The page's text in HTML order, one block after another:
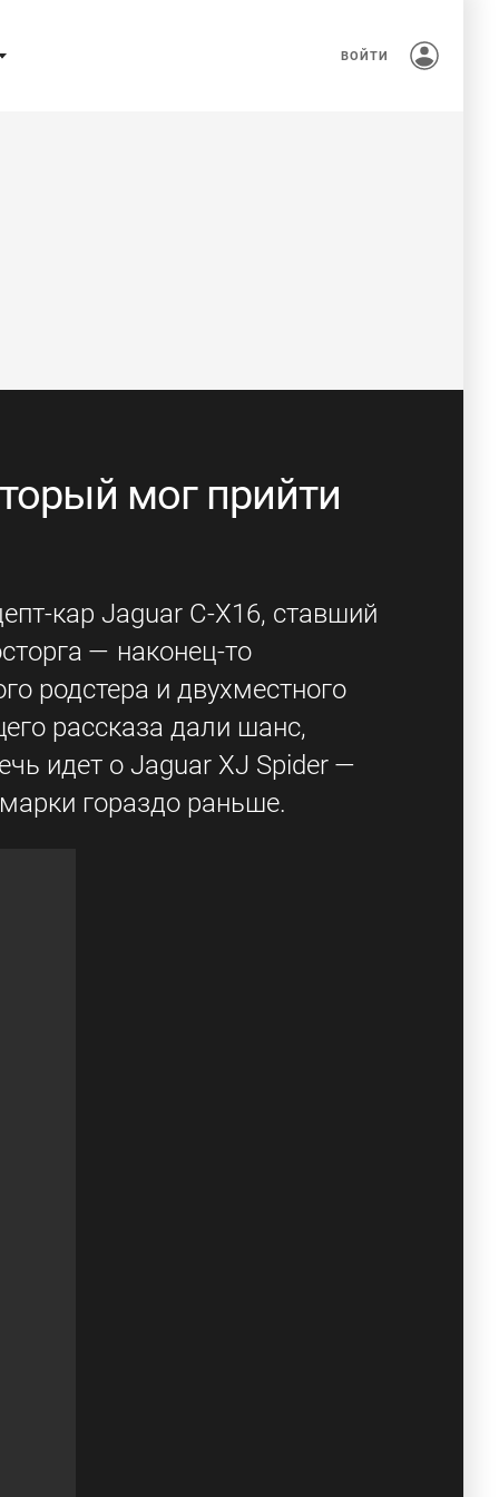
ВОЙТИ
мог прийти
кар Jaguar C-X16, ставший
— наконец-то
родстера и двухместного
рассказа дали шанс,
идет о Jaguar XJ Spider —
гораздо раньше.